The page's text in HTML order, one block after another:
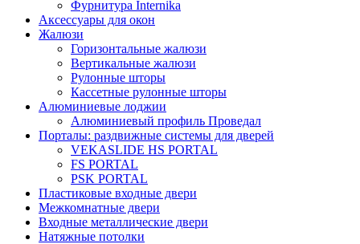
Фурнитура Internika
Аксессуары для окон
Жалюзи
Горизонтальные жалюзи
Вертикальные жалюзи
Рулонные шторы
Кассетные рулонные шторы
Алюминиевые лоджии
Алюминиевый профиль Проведал
Порталы: раздвижные системы для дверей
VEKASLIDE HS PORTAL
FS PORTAL
PSK PORTAL
Пластиковые входные двери
Межкомнатные двери
Входные металлические двери
Натяжные потолки